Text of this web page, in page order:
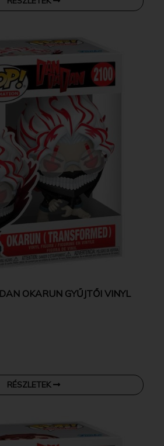
OKARUN GYŰJTŐI VINYL
RÉSZLETEK